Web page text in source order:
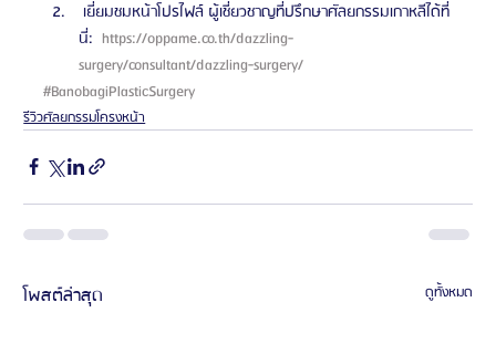
นี่: https://oppame.co.th/dazzling-
surgery/consultant/dazzling-surgery/
#BanobagiPlasticSurgery
รีวิวศัลยกรรมโครงหน้า
โพสต์ล่าสุด ดูทั้งหมด